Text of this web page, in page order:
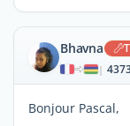
Bhavna
|
Bonjour Pascal,